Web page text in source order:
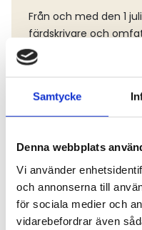
Samtycke
Denna webbplats
Vi använder
och annonserna till
för sociala medier och
vidarebefordrar även
Från och med den 1
färdskrivare och
godstransporter med
informerat om de nya
nyhet och
viktiga
avgör – inte den
återkommande fråga
bruttovikt eller
samt färdskrivare